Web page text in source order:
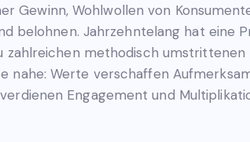
Gewinn, Wohlwollen von
belohnen. Jahrzehntelang hat eine
methodisch umstrittenen
nahe: Werte verschaffen
Engagement und